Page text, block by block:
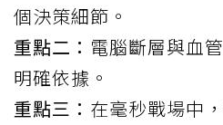
個決策細節。
重點二： 電腦斷層與血
明確依據。
重點三： 在毫秒戰場中